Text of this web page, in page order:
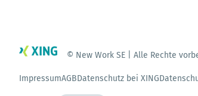
© New Work SE | Alle Rechte
ImpressumAGBDatenschutz bei XING